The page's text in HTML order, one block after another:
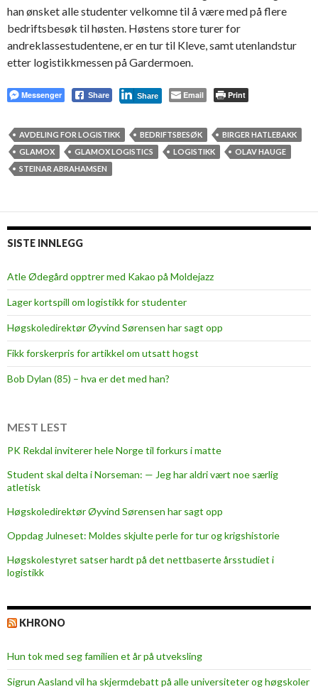
han ønsket alle studenter velkomne til å være med på flere
bedriftsbesøk til høsten. Høstens store turer for
andreklassestudentene, er en tur til Kleve, samt utenlandstur
etter logistikkmessen på Gardermoen.
Messenger Share Share Email Print
AVDELING FOR LOGISTIKK BEDRIFTSBESØK
BIRGER HATLEBAKK
GLAMOX
GLAMOX LOGISTICS LOGISTIKK
OLAV HAUGE
STEINAR ABRAHAMSEN
SISTE INNLEGG
Atle Ødegård opptrer med Kakao på Moldejazz
Lager kortspill om logistikk for studenter
Høgskoledirektør Øyvind Sørensen har sagt opp
Fikk forskerpris for artikkel om utsatt hogst
Bob Dylan (85) – hva er det med han?
MEST LEST
PK Rekdal inviterer hele Norge til forkurs i matte
Student skal delta i Norseman: — Jeg har aldri vært noe særlig
atletisk
Høgskoledirektør Øyvind Sørensen har sagt opp
Oppdag Julneset: Moldes skjulte perle for tur og krigshistorie
Høgskolestyret satser hardt på det nettbaserte årsstudiet i
logistikk
KHRONO
Hun tok med seg familien et år på utveksling
Sigrun Aasland vil ha skjerm­debatt på alle universiteter og høgskoler